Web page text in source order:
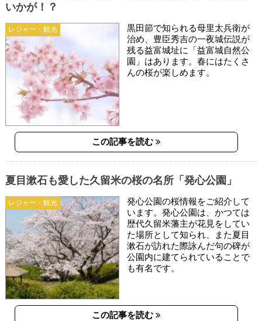
レジャー・観光
いかが！？
黒田節で知られる母里太兵衛が
治め、豊臣秀吉の一夜城伝説が
残る益富城址に「益富城自然公
園」はあります。春にはたくさ
んの桜が楽しめます。
この記事を読む
レジャー・観光
夏目漱石も愛した久留米の桜の名所「発心公園」
発心公園の桜情報をご紹介して
います。発心公園は、かつては
歴代久留米藩主が花見をしてい
た場所として知られ、また夏目
漱石が訪れた際詠んだ句の碑が
公園内に建てられていることで
も有名です。
この記事を読む